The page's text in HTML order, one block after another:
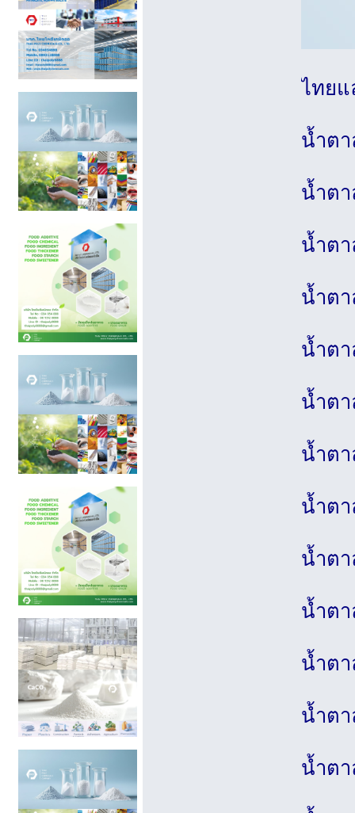
ไทยแ
น้ำต
น้ำต
น้ำต
น้ำต
น้ำต
น้ำต
น้ำต
น้ำต
น้ำตา
น้ำตา
น้ำตา
น้ำต
น้ำต